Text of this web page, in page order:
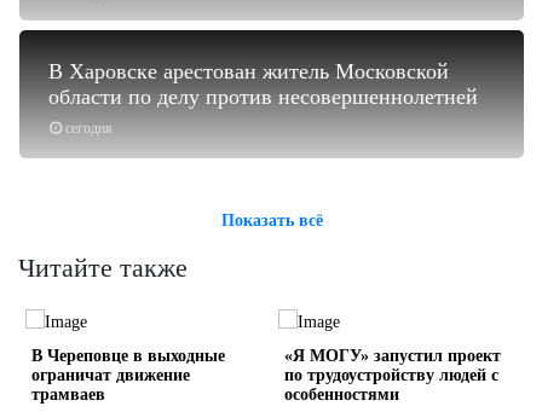
сегодня
В Харовске арестован житель Московской
области по делу против несовершеннолетней
Показать всё
Читайте также
В Череповце в выходные
ограничат движение
трамваев
«Я МОГУ» запустил проект
по трудоустройству людей с
особенностями